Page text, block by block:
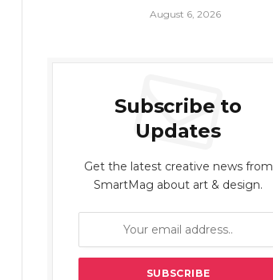
August 6, 2026
Subscribe to
Updates
Get the latest creative news from
SmartMag about art & design.